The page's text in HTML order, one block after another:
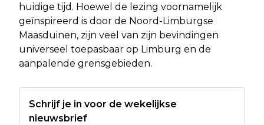
huidige tijd. Hoewel de lezing voornamelijk
geïnspireerd is door de Noord-Limburgse
Maasduinen, zijn veel van zijn bevindingen
universeel toepasbaar op Limburg en de
aanpalende grensgebieden.
Schrijf je in voor de wekelijkse
nieuwsbrief